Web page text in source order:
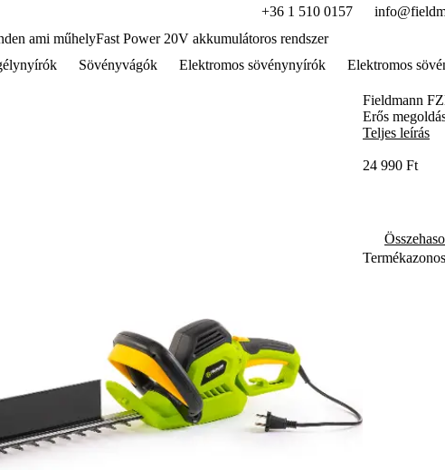
+36 1 510 0157
ami műhelyFast Power 20V akkumulátoros rendszer
Sövényvágók Elektromos sövénynyírók
Elektromos
Fieldmann
Erős
Teljes leírás
24 990 Ft